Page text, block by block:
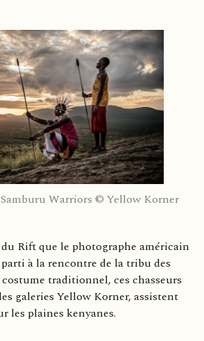
Warriors © Yellow Korner
du Rift que le photographe américain
à la rencontre de la tribu des
traditionnel, ces chasseurs
galeries Yellow Korner, assistent
les plaines kenyanes.